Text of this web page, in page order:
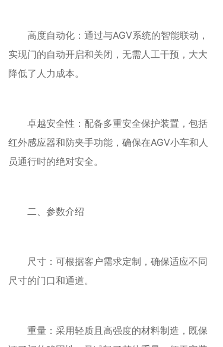
高度自动化：通过与AGV系统的智能联动，
实现门的自动开启和关闭，无需人工干预，大大
降低了人力成本。
卓越安全性：配备多重安全保护装置，包括
红外感应器和防夹手功能，确保在AGV小车和人
员通行时的绝对安全。
二、参数介绍
尺寸：可根据客户需求定制，确保适应不同
尺寸的门口和通道。
重量：采用轻质且高强度的材料制造，既保